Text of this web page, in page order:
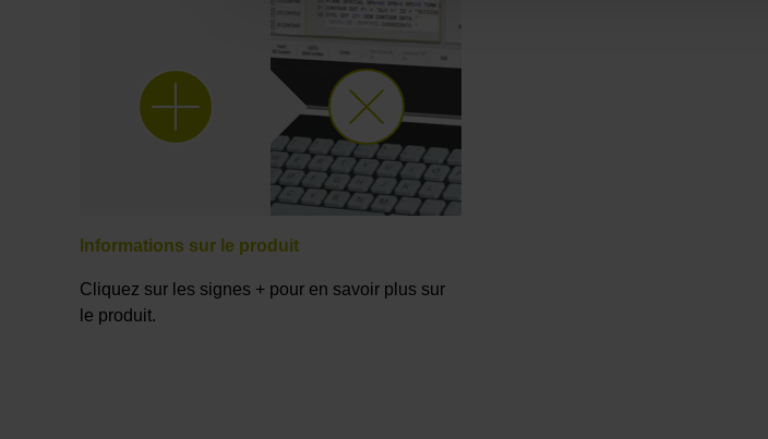
Informations sur le produit
Cliquez sur les signes + pour en savoir plus sur
le produit.